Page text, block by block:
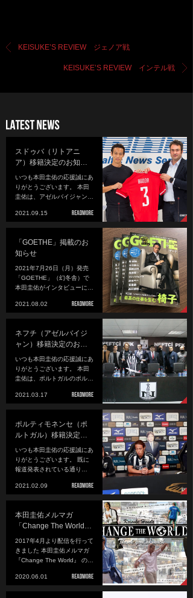
KEISUKE’S REVIEW ジェノア戦
KEISUKE’S REVIEW インテル戦
スドゥバ（リトアニ
ア）移籍決定のお知…
いつも本田圭佑の応援誠にあ
りがとうございます。 本田
圭佑は、アゼルバイジャン…
2021.09.15
「GOETHE」掲載のお
知らせ
2021年7月26日（月）発売
「GOETHE」（幻冬舎）で
本田圭佑がインタビューに…
2021.08.02
ネフチ（アゼルバイジ
ャン）移籍決定のお…
いつも本田圭佑の応援誠にあ
りがとうございます。 本田
圭佑は、ポルトガルのポル…
2021.03.17
ポルティモネンセ（ポ
ルトガル）移籍決定…
いつも本田圭佑の応援誠にあ
りがとうございます。 既に
報道発表されている通り…
2021.02.09
本田圭佑メルマガ
「Change The World…
2017年4月より配信を行って
きました 本田圭佑メルマガ
『Change The World』 の…
2020.06.01